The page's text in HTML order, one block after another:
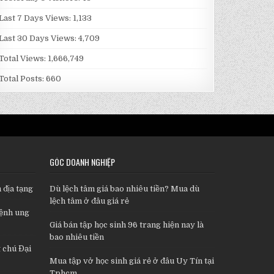
7 Days Views: 1,133
30 Days Views:4,709
Views: 1,666,749
Posts:660
địa tạng
ung
chú Đại
GÓC DOANH NGHIỆP
Dù lệch tâm giá bao nhiêu tiền? Mua dù
lệch tâm ở đâu giá rẻ
Giá bán tập học sinh 96 trang hiện nay là
bao nhiêu tiền
Mua tập vở học sinh giá rẻ ở đâu Uy Tín tại